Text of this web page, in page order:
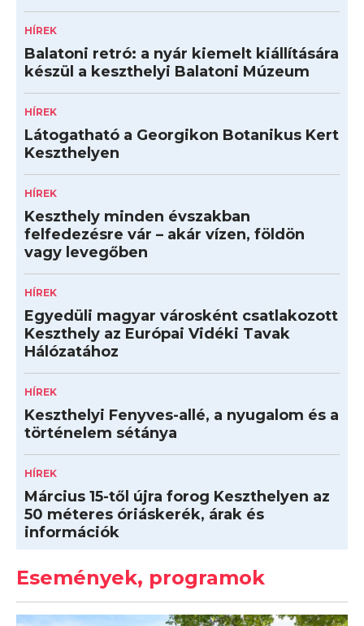
HÍREK
Balatoni retró: a nyár kiemelt kiállítására
készül a keszthelyi Balatoni Múzeum
HÍREK
Látogatható a Georgikon Botanikus Kert
Keszthelyen
HÍREK
Keszthely minden évszakban
felfedezésre vár – akár vízen, földön
vagy levegőben
HÍREK
Egyedüli magyar városként csatlakozott
Keszthely az Európai Vidéki Tavak
Hálózatához
HÍREK
Keszthelyi Fenyves-allé, a nyugalom és a
történelem sétánya
HÍREK
Március 15-től újra forog Keszthelyen az
50 méteres óriáskerék, árak és
információk
Események, programok